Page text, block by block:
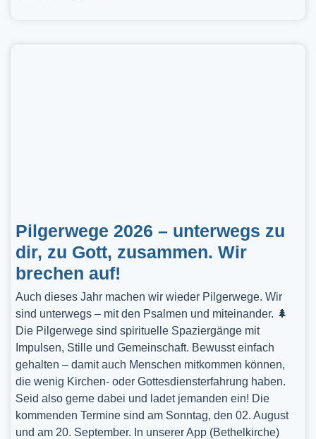
Pilgerwege 2026 – unterwegs zu
dir, zu Gott, zusammen. Wir
brechen auf!
Auch dieses Jahr machen wir wieder Pilgerwege. Wir
sind unterwegs – mit den Psalmen und miteinander. 🌲
Die Pilgerwege sind spirituelle Spaziergänge mit
Impulsen, Stille und Gemeinschaft. Bewusst einfach
gehalten – damit auch Menschen mitkommen können,
die wenig Kirchen- oder Gottesdiensterfahrung haben.
Seid also gerne dabei und ladet jemanden ein! Die
kommenden Termine sind am Sonntag, den 02. August
und am 20. September. In unserer App (Bethelkirche)